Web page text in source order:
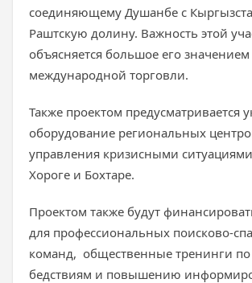
соединяющему Душанбе с
Раштскую долину. Важность этой
объясняется большое его значением
международной торговли.
Также проектом предусматривается
оборудование региональных
управления кризисными
Хороге и Бохтаре.
Проектом также будут
для профессиональных поисково-
команд, общественные тренинги по
бедствиям и повышению